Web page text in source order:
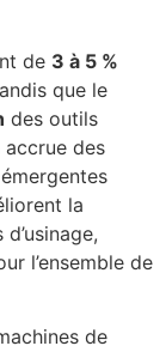
de 3 à 5 %
que le
des outils
des
la
l’ensemble de
de